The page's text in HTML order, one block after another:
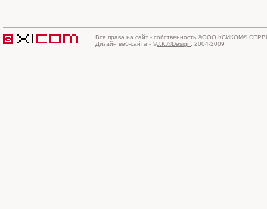
Все права на сайт - собственность ©ООО КСИКОМ®
Дизайн веб-сайта - ©J.K.®Design , 2004-2009